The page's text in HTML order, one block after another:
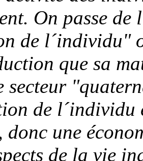
On passe
de l´individu"
que sa
secteur
de l´individu
donc une
de la vie